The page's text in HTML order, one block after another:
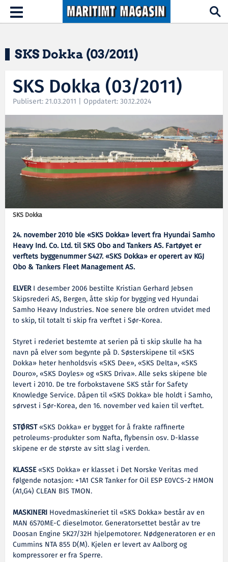
Hopp til hovedinnhold
Toggle
navigation
SKS Dokka (03/2011)
SKS Dokka (03/2011)
Publisert: 21.03.2011 | Oppdatert: 30.12.2024
SKS Dokka
24. november 2010 ble «SKS Dokka» levert fra Hyundai Samho
Heavy Ind. Co. Ltd. til SKS Obo and Tankers AS. Fartøyet er
verftets byggenummer S427. «SKS Dokka» er operert av KGJ
Obo & Tankers Fleet Management AS.
ELVERI desember 2006 bestilte Kristian Gerhard Jebsen
Skipsrederi AS, Bergen, åtte skip for bygging ved Hyundai
Samho Heavy Industries. Noe senere ble ordren utvidet med
to skip, til totalt ti skip fra verftet i Sør-Korea.
Styret i rederiet bestemte at serien på ti skip skulle ha ha
navn på elver som begynte på D. Søsterskipene til «SKS
Dokka» heter henholdsvis «SKS Dee», «SKS Delta», «SKS
Douro», «SKS Doyles» og «SKS Driva». Alle seks skipene ble
levert i 2010. De tre forbokstavene SKS står for Safety
Knowledge Service. Dåpen til «SKS Dokka» ble holdt i Samho,
sørvest i Sør-Korea, den 16. november ved kaien til verftet.
STØRST«SKS Dokka» er bygget for å frakte raffinerte
petroleums-produkter som Nafta, flybensin osv. D-klasse
skipene er de største av sitt slag i verden.
KLASSE«SKS Dokka» er klasset i Det Norske Veritas med
følgende notasjon: +1A1 CSR Tanker for Oil ESP E0VCS-2 HMON
(A1,G4) CLEAN BIS TMON.
MASKINERI Hovedmaskineriet til «SKS Dokka» består av en
MAN 6S70ME-C dieselmotor. Generatorsettet består av tre
Doosan Engine 5K27/32H hjelpemotorer. Nødgeneratoren er en
Cummins NTA 855 D(M). Kjelen er levert av Aalborg og
kompressorer er fra Sperre.